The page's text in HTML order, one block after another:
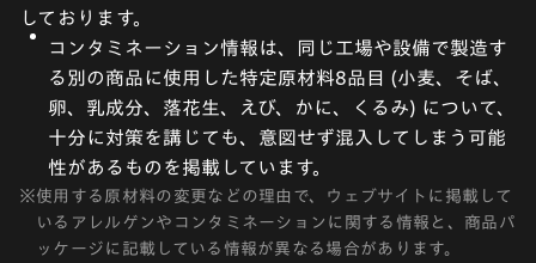
しております。
コンタミネーション情報は、同じ工場や設備で製造す
る別の商品に使用した特定原材料8品目 (小麦、そば、
卵、乳成分、落花生、えび、かに、くるみ) について、
十分に対策を講じても、意図せず混入してしまう可能
性があるものを掲載しています。
※使用する原材料の変更などの理由で、ウェブサイトに掲載して
いるアレルゲンやコンタミネーションに関する情報と、商品パ
ッケージに記載している情報が異なる場合があります。